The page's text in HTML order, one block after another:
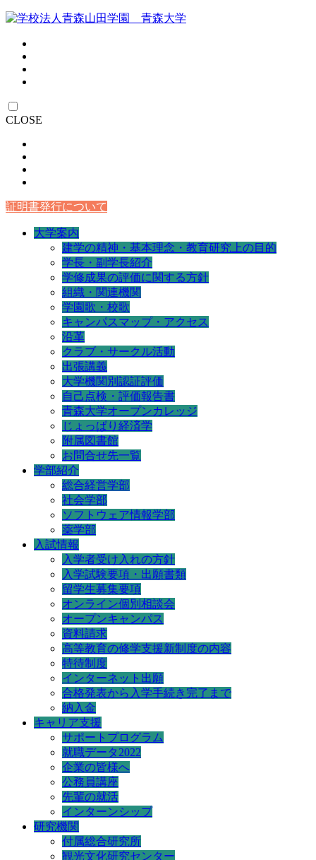
CLOSE
証明書発行について
大学案内
建学の精神・基本理念・教育研究上の目的
学長・副学長紹介
学修成果の評価に関する方針
組織・関連機関
学園歌・校歌
キャンパスマップ・アクセス
沿革
クラブ・サークル活動
出張講義
大学機関別認証評価
自己点検・評価報告書
青森大学オープンカレッジ
じょっぱり経済学
附属図書館
お問合せ先一覧
学部紹介
総合経営学部
社会学部
ソフトウェア情報学部
薬学部
入試情報
入学者受け入れの方針
入学試験要項・出願書類
留学生募集要項
オンライン個別相談会
オープンキャンパス
資料請求
高等教育の修学支援新制度の内容
特待制度
インターネット出願
合格発表から入学手続き完了まで
納入金
キャリア支援
サポートプログラム
就職データ2022
企業の皆様へ
公務員講座
先輩の就活
インターンシップ
研究機関
付属総合研究所
観光文化研究センター